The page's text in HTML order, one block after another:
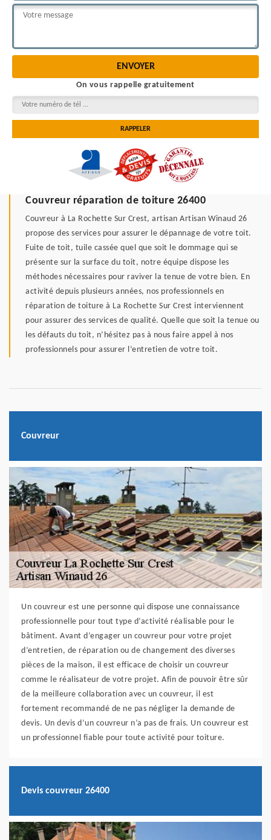
On vous rappelle gratuitement
Couvreur réparation de toiture 26400
Couvreur à La Rochette Sur Crest, artisan Artisan Winaud 26
propose des services pour assurer le dépannage de votre toit.
Fuite de toit, tuile cassée quel que soit le dommage qui se
présente sur la surface du toit, notre équipe dispose les
méthodes nécessaires pour raviver la tenue de votre bien. En
activité depuis plusieurs années, nos professionnels en
réparation de toiture à La Rochette Sur Crest interviennent
pour assurer des services de qualité. Quelle que soit la tenue ou
les défauts du toit, n’hésitez pas à nous faire appel à nos
professionnels pour assurer l’entretien de votre toit.
Couvreur
Un couvreur est une personne qui dispose une connaissance
professionnelle pour tout type d’activité réalisable pour le
bâtiment. Avant d’engager un couvreur pour votre projet
d’entretien, de réparation ou de changement des diverses
pièces de la maison, il est efficace de choisir un couvreur
comme le réalisateur de votre projet. Afin de pouvoir être sûr
de la meilleure collaboration avec un couvreur, il est
fortement recommandé de ne pas négliger la demande de
devis. Un devis d’un couvreur n’a pas de frais. Un couvreur est
un professionnel fiable pour toute activité pour toiture.
Devis couvreur 26400